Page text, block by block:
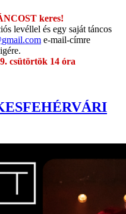
keres!
levéllel és egy saját táncos
gmail.com e-mail-címre
csütörtök 14 óra